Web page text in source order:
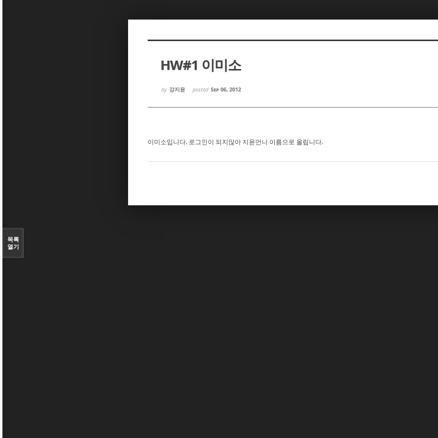
HW#1 이미소
by 강지윤 posted Sep 06, 2012
이미소입니다. 로그인이 되지않아 지윤언니 이름으로 올립니다.
목록
열기
Sketchbook5, 스케치북5
Sketchbook5, 스케치북5
Sketchbook5, 스케치북5
Sketchbook5, 스케치북5